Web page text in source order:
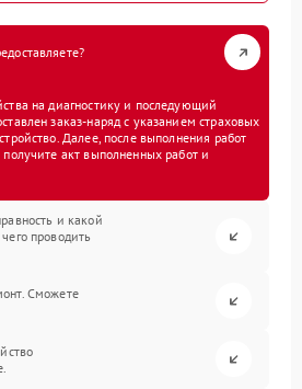
на диагностику и последующий
заказ-наряд с указанием страховых
Далее, после выполнения работ
акт выполненных работ и
и какой
проводить
Сможете